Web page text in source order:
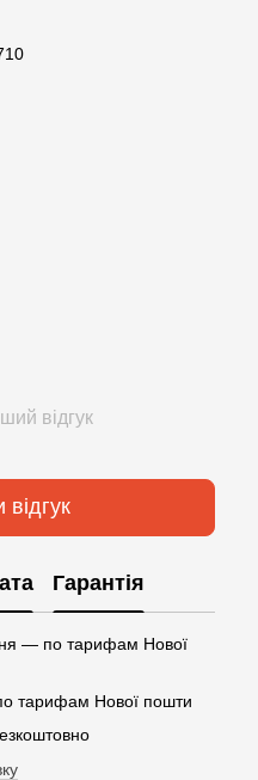
відгук
Гарантія
— по тарифам Нової
тарифам Нової пошти